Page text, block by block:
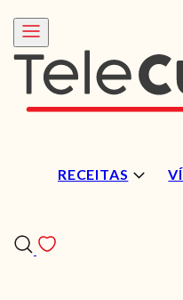
RECEITAS